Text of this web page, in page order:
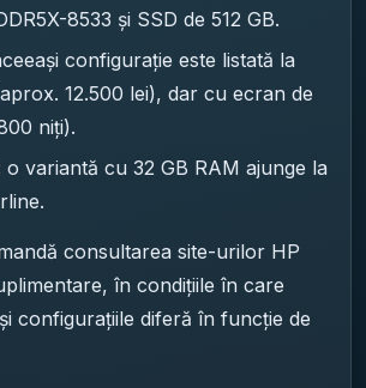
8533 și SSD de 512 GB.
configurație este listată la
12.500 lei), dar cu ecran de
niți).
o variantă cu 32 GB RAM ajunge la
consultarea site-urilor HP
în condițiile în care
configurațiile diferă în funcție de